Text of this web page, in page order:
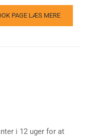
PAGE LÆS MERE
i 12 uger for at